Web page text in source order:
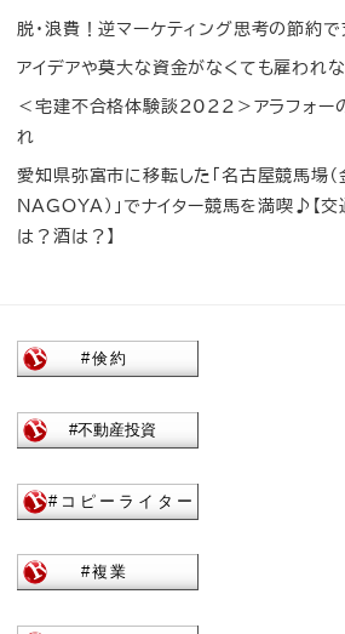
脱・浪費！逆マーケティング思考の節約
アイデアや莫大な資金がなくても雇われ
＜宅建不合格体験談2022＞アラフォー
れ
愛知県弥富市に移転した「名古屋競馬場（
NAGOYA）」でナイター競馬を満喫♪【交
は？酒は？】